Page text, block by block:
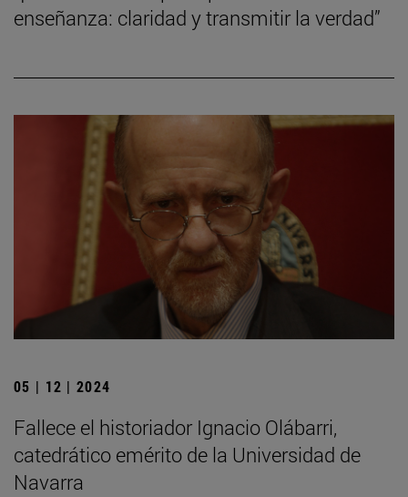
enseñanza: claridad y transmitir la verdad”
05 | 12 | 2024
Fallece el historiador Ignacio Olábarri,
catedrático emérito de la Universidad de
Navarra